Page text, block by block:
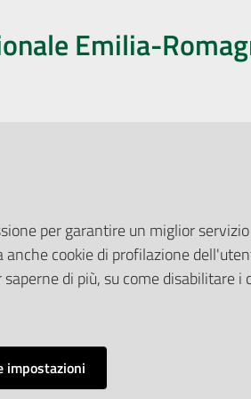
Emilia-
il Pubblico
Pubblicità legale
Albo Pretorio
Privacy Policy
Attuazione
per garantire un miglior
cookie di profilazione
di più, su come disabilitare
impostazioni